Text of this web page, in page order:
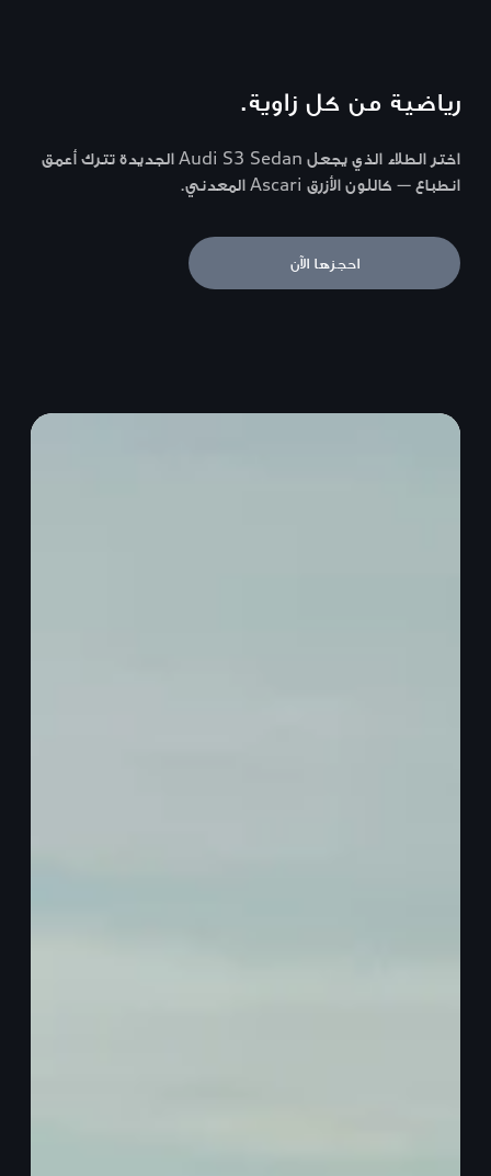
رياضية من كل زاوية.
اختر الطلاء الذي يجعل Audi S3 Sedan الجديدة تترك أعمق
انطباع — كاللون الأزرق Ascari المعدني.
احجزها الآن